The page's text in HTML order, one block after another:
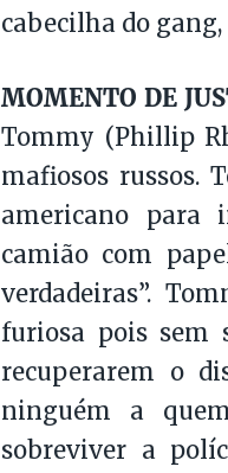
cabecilha do
MOMENTO DE
Tommy (Phillip
mafiosos russos.
americano para
camião com
verdadeiras”.
furiosa pois sem
recuperarem o
ninguém a
sobreviver a